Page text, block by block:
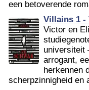
een betoverende
Villains 1 -
Victor en
universiteit
arrogant,
herkennen
scherpzinnigheid en